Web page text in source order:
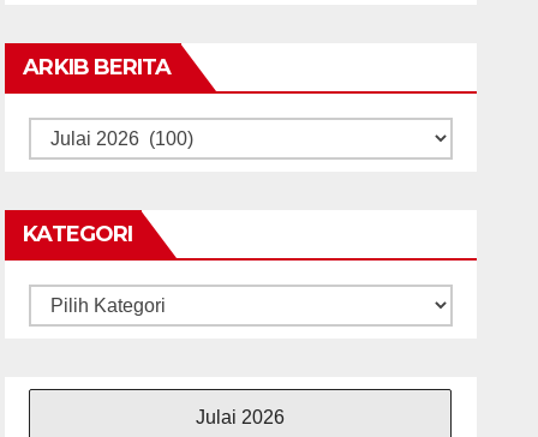
ARKIB BERITA
ARKIB
KATEGORI
Kategori
Julai 2026